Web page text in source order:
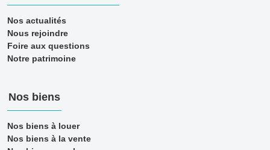
Nos actualités
Nous rejoindre
Foire aux questions
Notre patrimoine
Nos biens
Nos biens à louer
Nos biens à la vente